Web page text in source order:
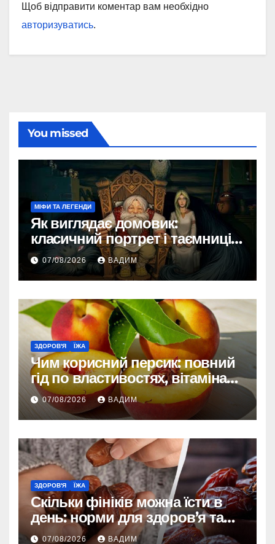
Щоб відправити коментар вам необхідно
авторизуватись.
You missed
МІФИ ТА ЛЕГЕНДИ
Як виглядає домовик:
класичний портрет і таємниці
зовнішності
07/08/2026 ВАДИМ
ЗДОРОВ'Я ЇЖА
Чим корисний персик: повний
гід по властивостях, вітамінах і
впливі на організм
07/08/2026 ВАДИМ
ЗДОРОВ'Я ЇЖА
Скільки фініків можна їсти в
день: норми для здоров’я та
енергії
07/08/2026 ВАДИМ